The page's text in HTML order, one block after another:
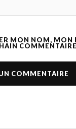
MON NOM, MON